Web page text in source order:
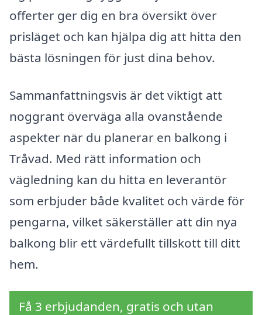
offerter ger dig en bra översikt över
prisläget och kan hjälpa dig att hitta den
bästa lösningen för just dina behov.
Sammanfattningsvis är det viktigt att
noggrant överväga alla ovanstående
aspekter när du planerar en balkong i
Tråvad. Med rätt information och
vägledning kan du hitta en leverantör
som erbjuder både kvalitet och värde för
pengarna, vilket säkerställer att din nya
balkong blir ett värdefullt tillskott till ditt
hem.
Få 3 erbjudanden, gratis och utan